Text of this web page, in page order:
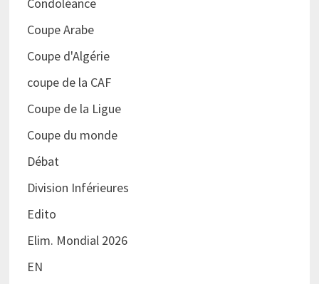
Coupe Arabe
Coupe d'Algérie
coupe de la CAF
Coupe de la Ligue
Coupe du monde
Débat
Division Inférieures
Edito
Elim. Mondial 2026
EN